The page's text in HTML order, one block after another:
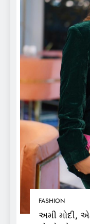
FASHION
અમી મોદી,